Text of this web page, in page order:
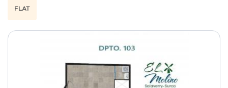
FLAT